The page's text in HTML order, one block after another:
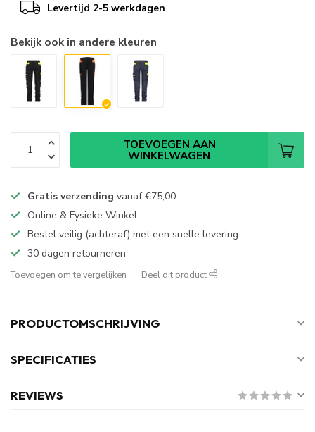
Levertijd 2-5 werkdagen
Bekijk ook in andere kleuren
TOEVOEGEN AAN
WINKELWAGEN
Gratis verzending vanaf€75,00
Online & Fysieke Winkel
Bestel veilig (achteraf) met een snelle levering
30 dagen retourneren
Toevoegen om te vergelijken Deel dit product
PRODUCTOMSCHRIJVING
SPECIFICATIES
REVIEWS